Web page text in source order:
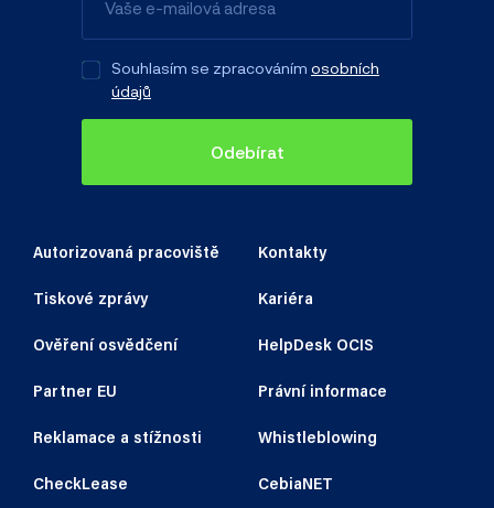
Autorizovaná pracoviště Kontakty
Tiskové zprávy Kariéra
Ověření osvědčení HelpDesk OCIS
Partner EU Právní informace
Reklamace a stížnosti Whistleblowing
CheckLease CebiaNET
Souhlasím se zpracováním osobních
údajů
Odebírat